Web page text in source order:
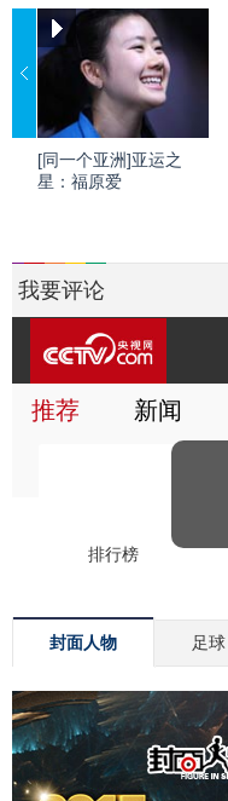
[同一个亚洲]亚运之
星：福原爱
我要评论
封面人物 足球